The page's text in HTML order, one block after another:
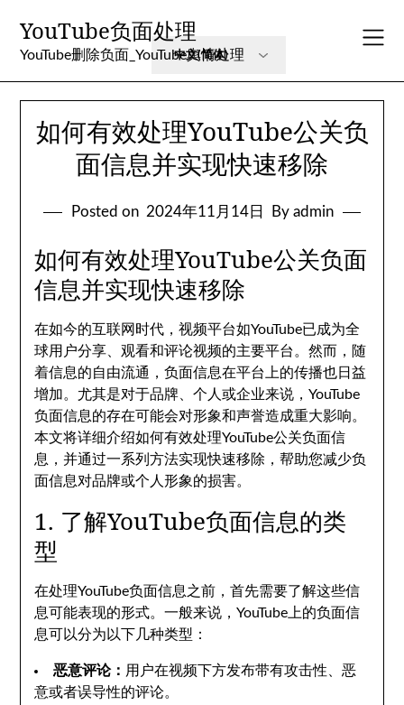
content
YouTube负面处理
YouTube删除负面_YouTube舆情处理
如何有效处理YouTube公关负
面信息并实现快速移除
Posted on 2024年11月14日 By admin
如何有效处理YouTube公关负面
信息并实现快速移除
在如今的互联网时代，视频平台如YouTube已成为全
球用户分享、观看和评论视频的主要平台。然而，随
着信息的自由流通，负面信息在平台上的传播也日益
增加。尤其是对于品牌、个人或企业来说，YouTube
负面信息的存在可能会对形象和声誉造成重大影响。
本文将详细介绍如何有效处理YouTube公关负面信
息，并通过一系列方法实现快速移除，帮助您减少负
面信息对品牌或个人形象的损害。
1. 了解YouTube负面信息的类
型
在处理YouTube负面信息之前，首先需要了解这些信
息可能表现的形式。一般来说，YouTube上的负面信
息可以分为以下几种类型：
恶意评论： 用户在视频下方发布带有攻击性、恶
意或者误导性的评论。